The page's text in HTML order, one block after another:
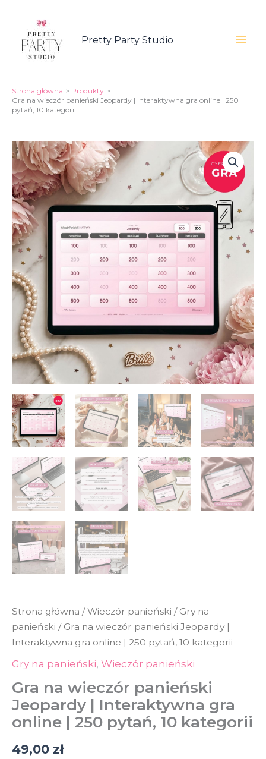
treści
Pretty Party Studio
Strona główna
Produkty
Gra na wieczór panieński Jeopardy | Interaktywna gra online | 250
pytań, 10 kategorii
Strona główna /Wieczór panieński / Gry na
panieński / Gra na wieczór panieński Jeopardy |
Interaktywna gra online | 250 pytań, 10 kategorii
Gry na panieński, Wieczór panieński
Gra na wieczór panieński
Jeopardy | Interaktywna gra
online | 250 pytań, 10 kategorii
49,00 zł
wieczór
panieński
Jeopardy
gra
online
|
10
kategorii